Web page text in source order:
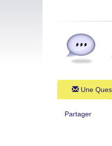
Une
Partager